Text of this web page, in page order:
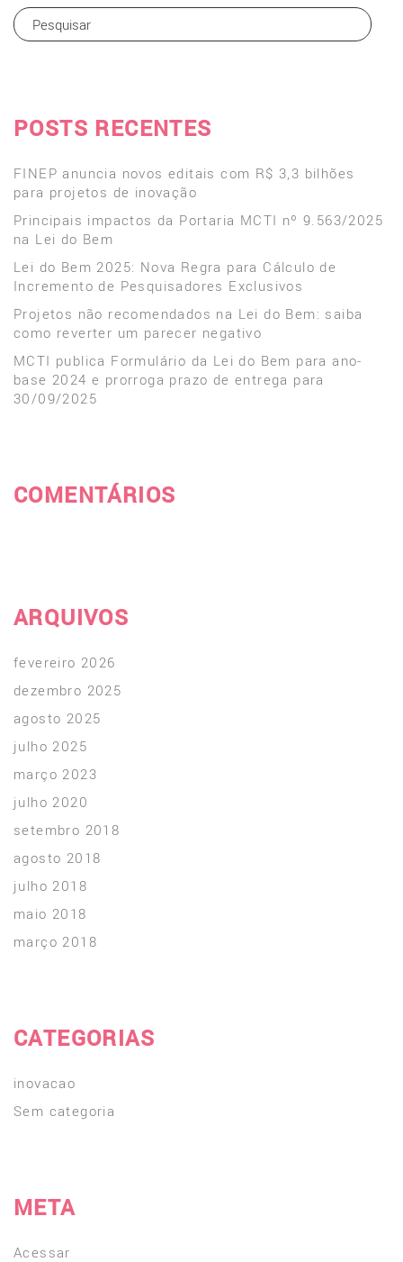
POSTS RECENTES
FINEP anuncia novos editais com R$ 3,3 bilhões
para projetos de inovação
Principais impactos da Portaria MCTI nº 9.563/2025
na Lei do Bem
Lei do Bem 2025: Nova Regra para Cálculo de
Incremento de Pesquisadores Exclusivos
Projetos não recomendados na Lei do Bem: saiba
como reverter um parecer negativo
MCTI publica Formulário da Lei do Bem para ano-
base 2024 e prorroga prazo de entrega para
30/09/2025
COMENTÁRIOS
ARQUIVOS
fevereiro 2026
dezembro 2025
agosto 2025
julho 2025
março 2023
julho 2020
setembro 2018
agosto 2018
julho 2018
maio 2018
março 2018
CATEGORIAS
inovacao
Sem categoria
META
Acessar